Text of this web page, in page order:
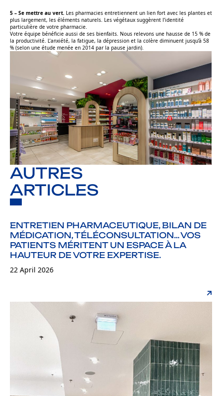
5 – Se mettre au vert. Les pharmacies entretiennent un lien fort avec les plantes et
plus largement, les éléments naturels. Les végétaux suggèrent l’identité
particulière de votre pharmacie.
Votre équipe bénéficie aussi de ses bienfaits. Nous relevons une hausse de 15 % de
la productivité. L’anxiété, la fatigue, la dépression et la colère diminuent jusqu’à 58
% (selon une étude menée en 2014 par la pause jardin).
AUTRES
ARTICLES
ENTRETIEN PHARMACEUTIQUE, BILAN DE
MÉDICATION, TÉLÉCONSULTATION… VOS
PATIENTS MÉRITENT UN ESPACE À LA
HAUTEUR DE VOTRE EXPERTISE.
22 April 2026